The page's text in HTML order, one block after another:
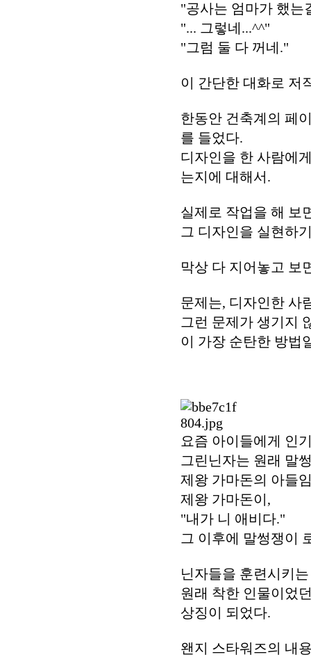
"공사는 엄마가 했는
"... 그렇네...^^"
"그럼 둘 다 꺼네."
이 간단한 대화로 저
한동안 건축계의 페
를 들었다.
디자인을 한 사람에
는지에 대해서.
실제로 작업을 해 보
그 디자인을 실현하
막상 다 지어놓고 보
문제는, 디자인한 사
그런 문제가 생기지
이 가장 순탄한 방법
요즘 아이들에게 인
그린닌자는 원래 말
제왕 가마돈의 아들
제왕 가마돈이,
"내가 니 애비다."
그 이후에 말썽쟁이
닌자들을 훈련시키
원래 착한 인물이었
상징이 되었다.
왠지 스타워즈의 내